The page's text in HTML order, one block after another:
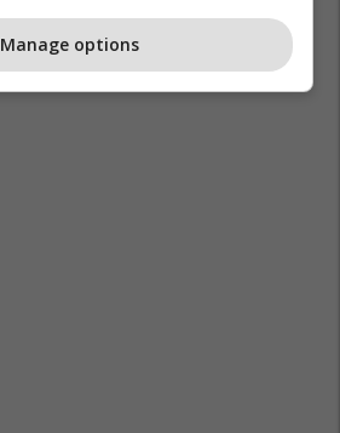
Manage options